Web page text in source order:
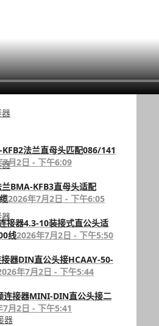
器
器
器
器
器
法兰直母头匹配086/141
7月2日 - 下午6:09
BMA-KFB3直母头适配
2026年7月2日 - 下午6:05
接器4.3-10装接式直公头适
线2026年7月2日 - 下午5:50
器DIN直公头接HCAAY-50-
年7月2日 - 下午5:44
连接器MINI-DIN直公头接二
7月2日 - 下午5:41